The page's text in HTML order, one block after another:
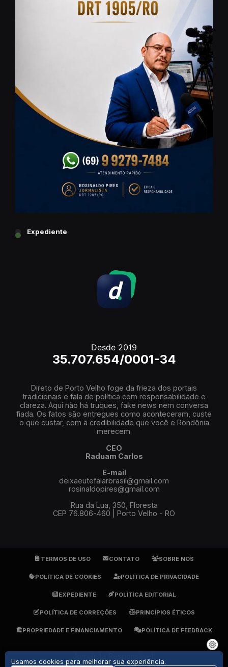
Expediente
Desde 2019
35.707.654/0001-34
Direto de Porto Velho foge da frieza dos portais
tradicionais e fala de política com responsabilidade e
clareza. Aqui não há truques, fake news nem conversa
fiada. Os fatos são entregues como aconteceram, custe
o que custar, com a credibilidade que você e Rondônia
merecem.
CEO
Raduam Carlos
E-mail
deixaeutefalarbrasil@gmail.com
rosinaldopires@gmail.com
Rua da Lua, 350, Floresta
CEP 76.806-460 | Porto Velho - RO
TERMOS DE USO CONTATO SOBRE NÓS
POLÍTICA DE COOKIES POLÍTICA DE PRIVACIDADE
EXPEDIENTE POLÍTICA EDITORIAL
POLÍTICA DE CORREÇÕES PRINCÍPIOS ÉTICOS
PROPRIEDADE E FINANCIAMENTO POLÍTICA DE FEEDBACK
Rosinaldo Pires - DRT 1905
Usamos cookies para melhorar sua experiência.